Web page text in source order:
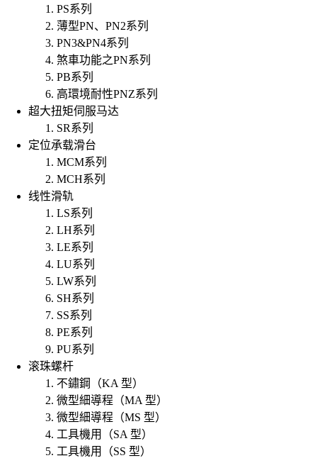
PS系列
薄型PN、PN2系列
PN3&PN4系列
煞車功能之PN系列
PB系列
高環境耐性PNZ系列
超大扭矩伺服马达
SR系列
定位承载滑台
MCM系列
MCH系列
线性滑轨
LS系列
LH系列
LE系列
LU系列
LW系列
SH系列
SS系列
PE系列
PU系列
滚珠螺杆
不鏽鋼（KA 型）
微型細導程（MA 型）
微型細導程（MS 型）
工具機用（SA 型）
工具機用（SS 型）